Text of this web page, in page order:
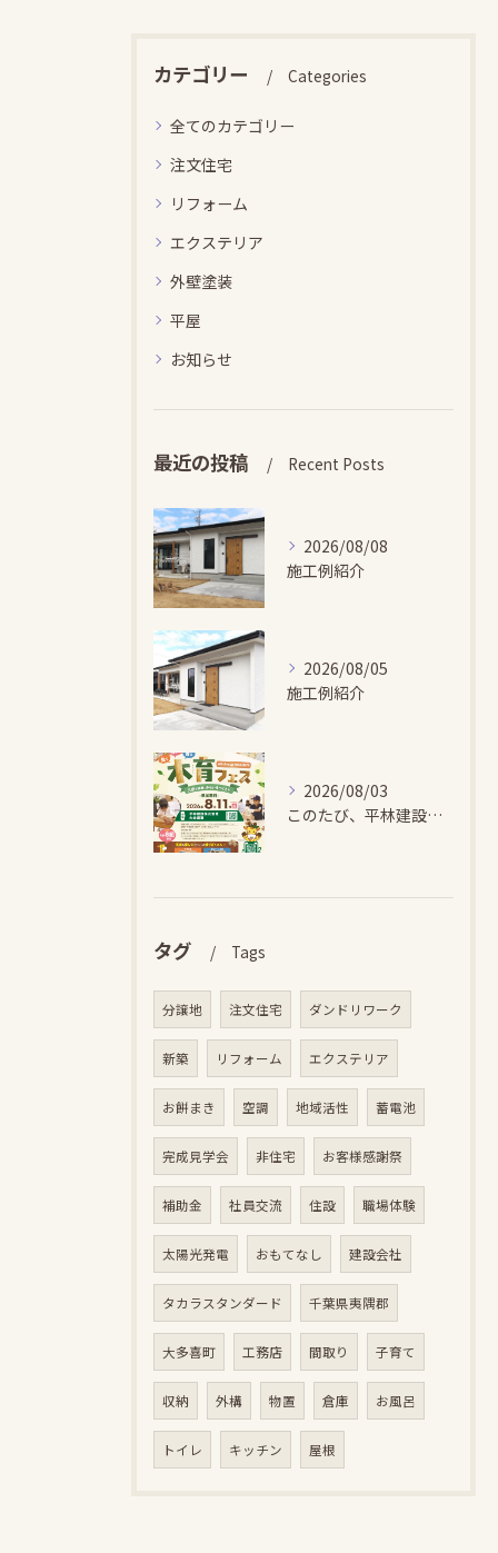
カテゴリー Categories
全てのカテゴリー
注文住宅
リフォーム
エクステリア
外壁塗装
平屋
お知らせ
最近の投稿 Recent Posts
2026/08/08
施工例紹介
2026/08/05
施工例紹介
2026/08/03
このたび、平林建設では、お子さまが木とふれあい・木について学...
タグ Tags
分譲地 注文住宅 ダンドリワーク
新築 リフォーム エクステリア
お餅まき 空調 地域活性 蓄電池
完成見学会 非住宅 お客様感謝祭
補助金 社員交流 住設 職場体験
太陽光発電 おもてなし 建設会社
タカラスタンダード 千葉県夷隅郡
大多喜町 工務店 間取り 子育て
収納 外構 物置 倉庫 お風呂
トイレ キッチン 屋根